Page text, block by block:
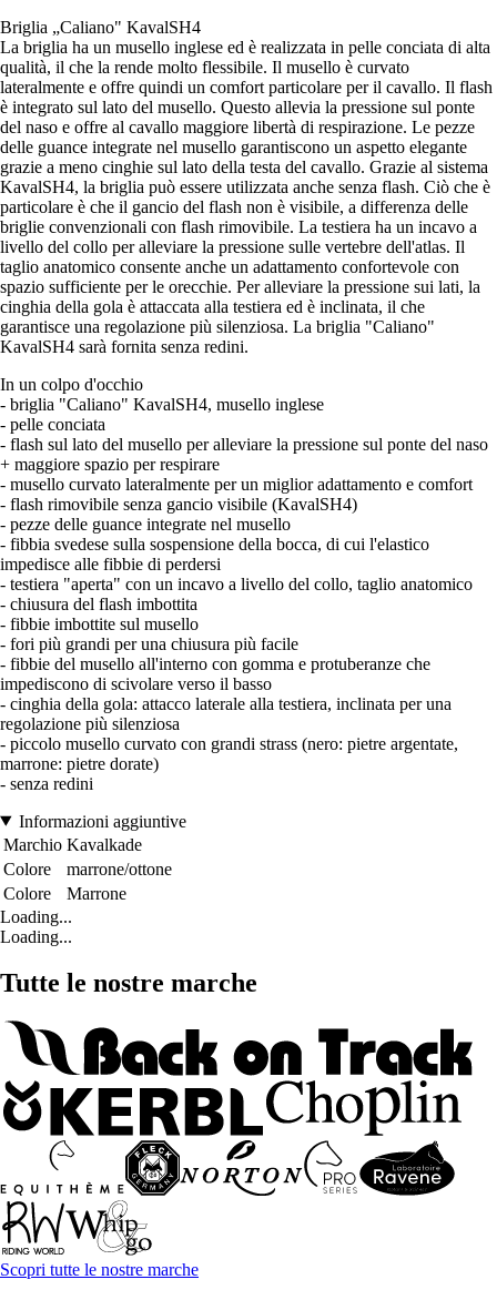
Briglia „Caliano" KavalSH4
La briglia ha un musello inglese ed è realizzata in pelle conciata di alta
qualità, il che la rende molto flessibile. Il musello è curvato
lateralmente e offre quindi un comfort particolare per il cavallo. Il flash
è integrato sul lato del musello. Questo allevia la pressione sul ponte
del naso e offre al cavallo maggiore libertà di respirazione. Le pezze
delle guance integrate nel musello garantiscono un aspetto elegante
grazie a meno cinghie sul lato della testa del cavallo. Grazie al sistema
KavalSH4, la briglia può essere utilizzata anche senza flash. Ciò che è
particolare è che il gancio del flash non è visibile, a differenza delle
briglie convenzionali con flash rimovibile. La testiera ha un incavo a
livello del collo per alleviare la pressione sulle vertebre dell'atlas. Il
taglio anatomico consente anche un adattamento confortevole con
spazio sufficiente per le orecchie. Per alleviare la pressione sui lati, la
cinghia della gola è attaccata alla testiera ed è inclinata, il che
garantisce una regolazione più silenziosa. La briglia "Caliano"
KavalSH4 sarà fornita senza redini.
In un colpo d'occhio
- briglia "Caliano" KavalSH4, musello inglese
- pelle conciata
- flash sul lato del musello per alleviare la pressione sul ponte del naso
+ maggiore spazio per respirare
- musello curvato lateralmente per un miglior adattamento e comfort
- flash rimovibile senza gancio visibile (KavalSH4)
- pezze delle guance integrate nel musello
- fibbia svedese sulla sospensione della bocca, di cui l'elastico
impedisce alle fibbie di perdersi
- testiera "aperta" con un incavo a livello del collo, taglio anatomico
- chiusura del flash imbottita
- fibbie imbottite sul musello
- fori più grandi per una chiusura più facile
- fibbie del musello all'interno con gomma e protuberanze che
impediscono di scivolare verso il basso
- cinghia della gola: attacco laterale alla testiera, inclinata per una
regolazione più silenziosa
- piccolo musello curvato con grandi strass (nero: pietre argentate,
marrone: pietre dorate)
- senza redini
Informazioni aggiuntive
Marchio Kavalkade
Colore
marrone/ottone
Colore
Marrone
Loading...
Loading...
Tutte le nostre marche
Scopri tutte le nostre marche